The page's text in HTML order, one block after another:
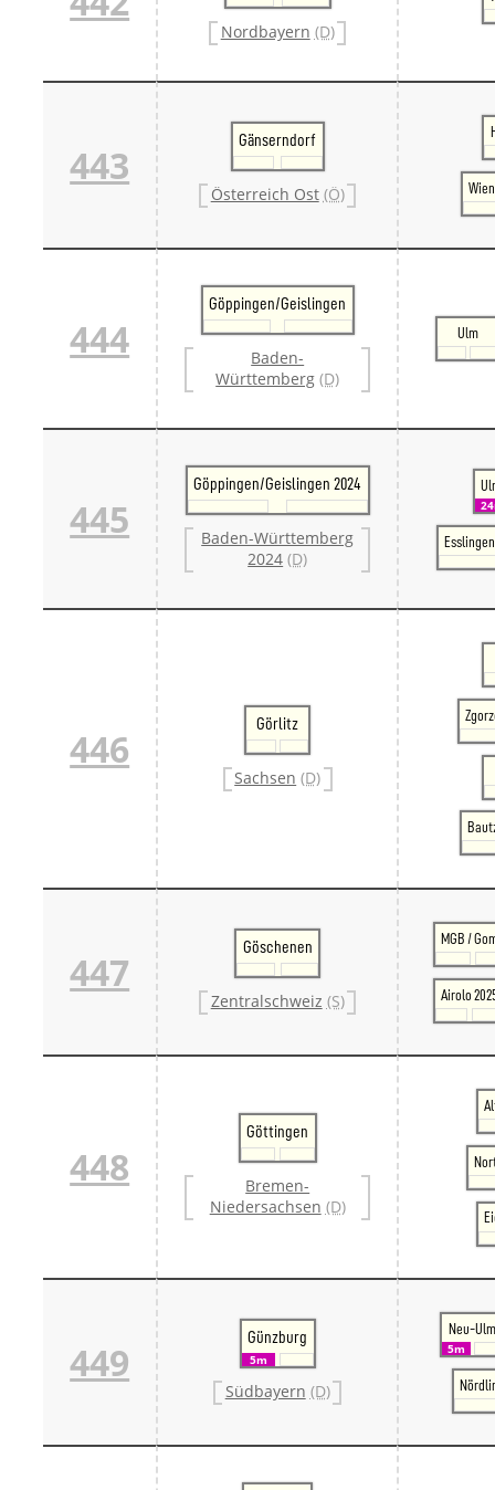
Nordbayern (D)
443
Gänserndorf
Österreich Ost (Ö)
444
Göppingen/Geislingen
Baden-
Württemberg (D)
Ulm
445
Göppingen/Geislingen 2024
Baden-Württemberg
2024 (D)
446
Görlitz
Sachsen (D)
447
Göschenen
Zentralschweiz (S)
MGB /
Airolo
448
Göttingen
Bremen-
Niedersachsen (D)
449
Günzburg
5m
Südbayern (D)
Neu-
5m